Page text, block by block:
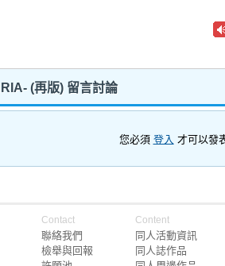
(再版) 留言討論
您必須 登入 才可以發
Contact
聯絡我們
檢舉與回報
Content
同人活動資訊
同人誌作品